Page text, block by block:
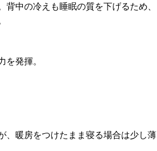
中の冷えも睡眠の質を下げるため、
発揮。
、暖房をつけたまま寝る場合は少し薄